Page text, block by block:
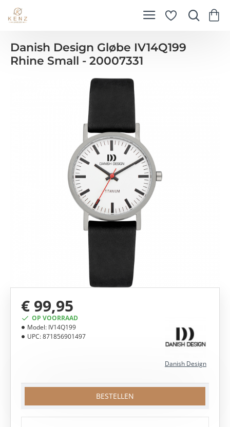
Danish Design Gløbe IV14Q199
Rhine Small - 20007331
OP VOORRAAD
Model: IV14Q199
UPC:871856901497
Danish Design
€ 99,95
BESTELLEN